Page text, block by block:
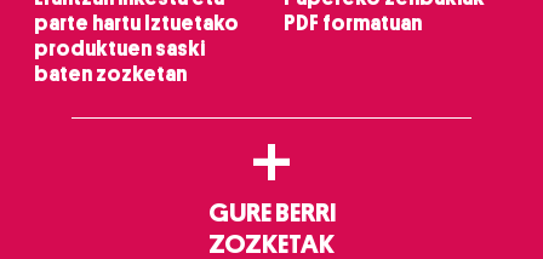
parte hartu Iztuetako
produktuen saski
baten zozketan
PDF formatuan
+
GURE BERRI
ZOZKETAK